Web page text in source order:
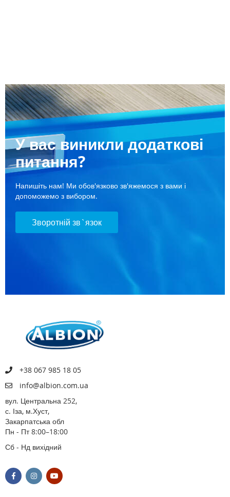
У вас виникли додаткові
питання?
Напишіть нам! Ми обов'язково зв'яжемося з вами і
допоможемо з вибором.
Зворотній зв`язок
+38 067 985 18 05
info@albion.com.ua
вул. Центральна 252,
с. Іза, м.Хуст,
Закарпатська обл
Пн - Пт 8:00–18:00
Сб - Нд вихідний